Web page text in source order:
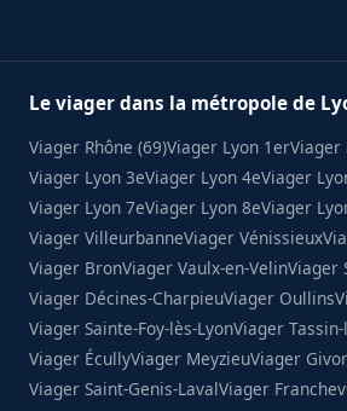
Le viager dans la métropole de
Viager Rhône (69)Viager Lyon 1erViager
Viager Lyon 3eViager Lyon 4eViager
Viager Lyon 7eViager Lyon 8eViager
Viager VilleurbanneViager Vénissieux
Viager BronViager Vaulx-en-VelinViager
Viager Décines-CharpieuViager Oullins
Viager Sainte-Foy-lès-LyonViager
Viager ÉcullyViager MeyzieuViager
Viager Saint-Genis-LavalViager